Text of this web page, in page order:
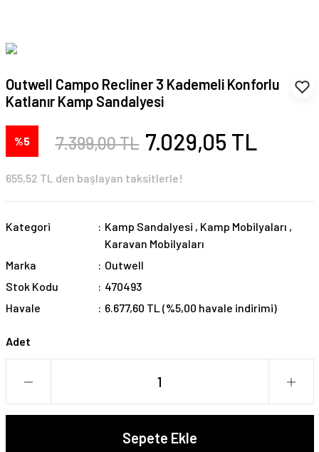
Outwell Campo Recliner 3 Kademeli Konforlu
Katlanır Kamp Sandalyesi
%5 7.399,00 TL 7.029,05 TL
655,52 TL den başlayan taksitlerle!
Kategori Kamp Sandalyesi , Kamp Mobilyaları ,
Karavan Mobilyaları
Marka
Outwell
Stok Kodu
470493
Havale
6.677,60 TL (%5,00 havale indirimi)
Adet
Sepete Ekle